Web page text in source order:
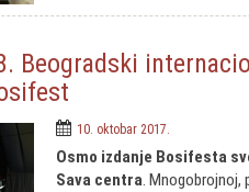
Beogradski
10. oktobar 2017.
Osmo izdanje Bosifesta
Sava centra. Mnogobrojnoj,